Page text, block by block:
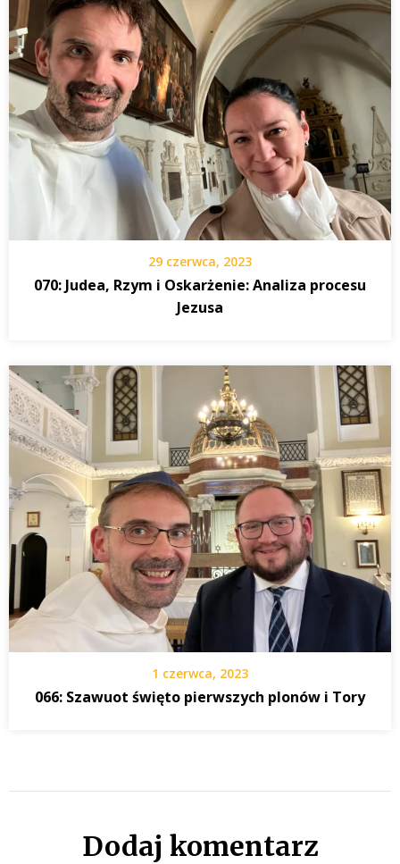
29 czerwca, 2023
070: Judea, Rzym i Oskarżenie: Analiza procesu
Jezusa
1 czerwca, 2023
066: Szawuot święto pierwszych plonów i Tory
Dodaj komentarz